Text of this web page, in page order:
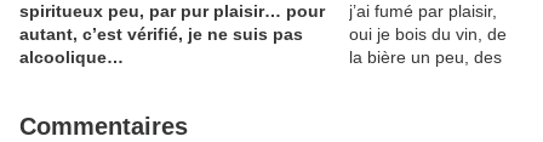
spiritueux peu, par pur plaisir… pour
autant, c’est vérifié, je ne suis pas
alcoolique…
Commentaires